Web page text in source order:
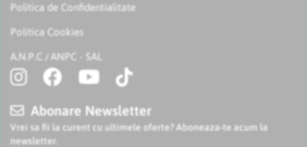
Politica de Confidentialitate
Politica Cookies
A.N.P.C / ANPC - SAL
Abonare Newsletter
Vrei sa fii la curent cu ultimele oferte? Aboneaza-te acum la
newsletter.